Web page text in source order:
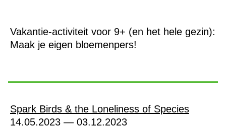
Vakantie-activiteit voor 9+ (en het hele gezin):
Maak je eigen bloemenpers!
Spark Birds & the Loneliness of Species
14.05.2023 — 03.12.2023